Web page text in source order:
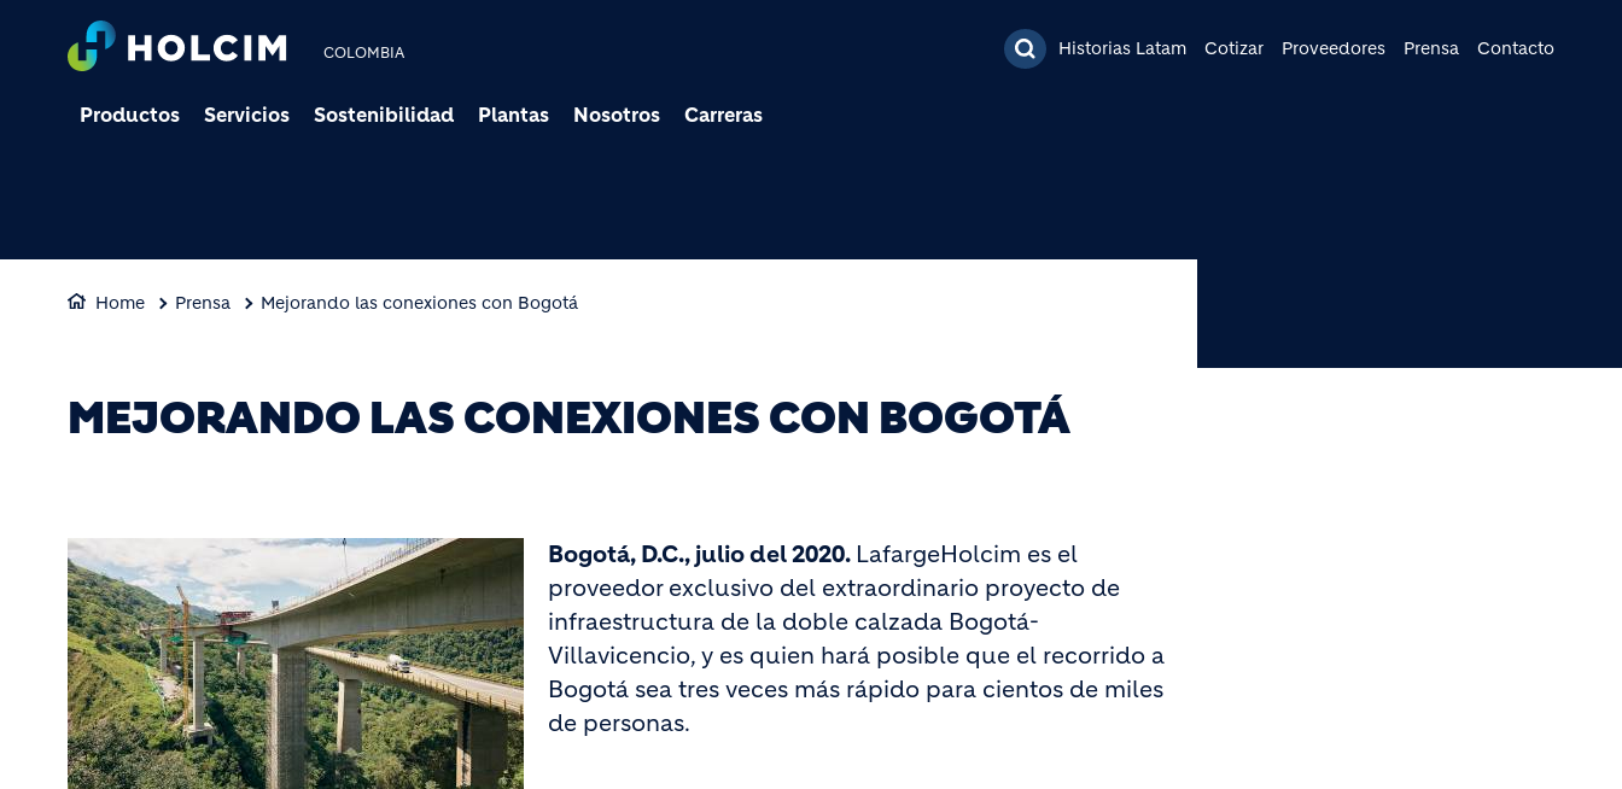
Pasar al contenido principal
COLOMBIA Historias Latam Cotizar Proveedores Prensa Contacto
Productos Servicios Sostenibilidad Plantas Nosotros Carreras
Home Prensa Mejorando las conexiones con Bogotá
MEJORANDO LAS CONEXIONES CON BOGOTÁ
Bogotá, D.C., julio del 2020. LafargeHolcim es el
proveedor exclusivo del extraordinario proyecto de
infraestructura de la doble calzada Bogotá-
Villavicencio, y es quien hará posible que el recorrido a
Bogotá sea tres veces más rápido para cientos de miles
de personas.